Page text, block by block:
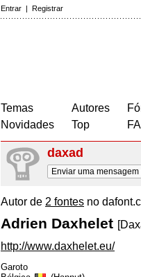
Entrar | Registrar
Temas
Novidades
Autores
Top
daxad
Enviar uma
Autor de 2 fontes no
Adrien Daxhelet
http://www.daxhelet.eu/
Garoto